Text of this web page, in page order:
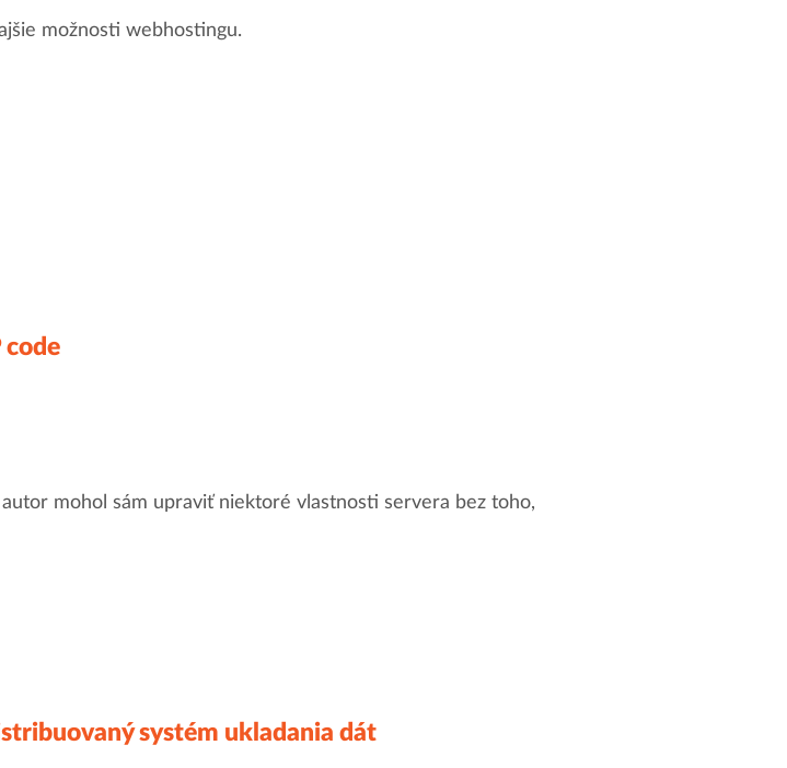
možnosti webhostingu.
code
mohol sám upraviť niektoré vlastnosti servera bez toho,
systém ukladania dát